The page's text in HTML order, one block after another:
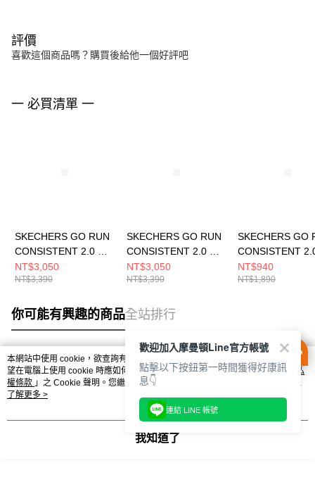
評價
喜歡這個商品嗎？購買後給他一個好評吧
一 必買清單 一
SKECHERS GO RUN
CONSISTENT 2.0 男
跑步鞋 220887GYCC
NT$3,050
NT$3,390
SKECHERS GO RUN
CONSISTENT 2.0 男
跑步鞋 220887BLK
NT$3,050
NT$3,390
SKECHERS GO
CONSISTENT
童 休閒鞋
303924LPKBL
NT$940
NT$1,890
你可能有興趣的商品全站排行
熱門標籤
本網站中使用 cookie，欲查詢有關本網站使用 cookie 方式之詳情，及若您不希
望在電腦上使用 cookie 時應如何變更電腦的 cookie 設定，請參閱本網站「
隱私
權條款 」之 Cookie 聲明。您繼續使用本網站即表示您同意本公司得按本網站使
用條款之 Cookie 聲明使用 cookie。
了解更多 >
我知道了
歡迎加入摩曼頓Line官方帳號
點擊以下按鈕第一時間獲得好康訊
息👇
連結 LINE 帳號